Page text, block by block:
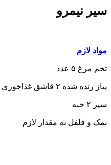
سیر نیمرو
مواد لازم
تخم مرغ ۵ عدد
پیاز رنده شده ۲ قاشق غذاخوری
سیر ۲ حبه
نمک و فلفل به مقدار لازم